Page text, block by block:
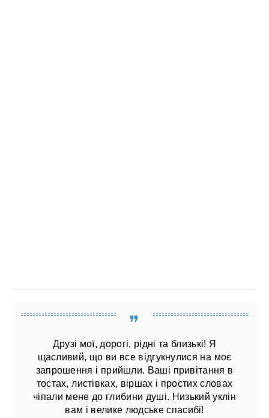
Друзі мої, дорогі, рідні та близькі! Я
щасливий, що ви все відгукнулися на моє
запрошення і прийшли. Ваші привітання в
тостах, листівках, віршах і простих словах
чіпали мене до глибини душі. Низький уклін
вам і велике людське спасибі!